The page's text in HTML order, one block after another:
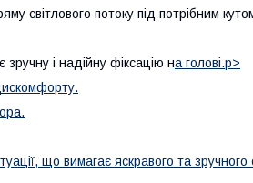
світлового потоку під потрібним
і надійну фіксацію на голові.p>
що вимагає яскравого та зручного